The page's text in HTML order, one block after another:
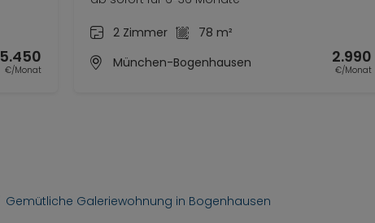
5.450
€/Monat
2 Zimmer
78 m²
München-Bogenhausen
2.990
€/Monat
Gemütliche Galeriewohnung in Bogenhausen